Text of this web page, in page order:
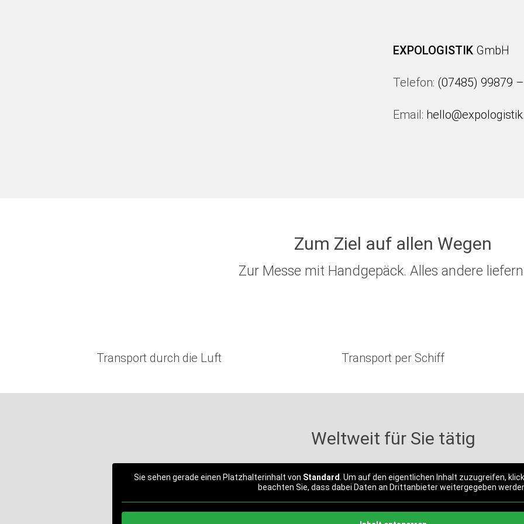
EXPOLOGISTIK GmbH
Telefon: (07485) 99879
Email:
Zum Ziel auf allen Wegen
Zur Messe mit Handgepäck. Alles andere
Transport durch die Luft Transport per Schiff
Weltweit für Sie tätig
Sie sehen gerade einen Platzhalterinhalt von Standard. Um auf den eigentlichen Inhalt zuzugreifen,
beachten Sie, dass dabei Daten an Drittanbieter weitergegeben